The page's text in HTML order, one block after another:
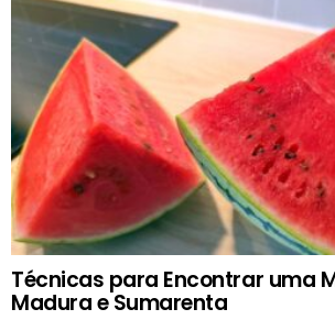
Técnicas para Encontrar uma
Madura e Sumarenta